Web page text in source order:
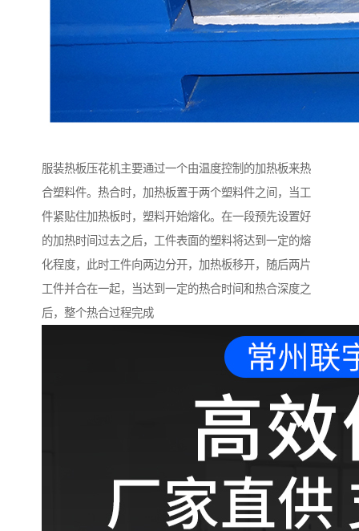
服装热板压花机主要通过一个由温度控制的加热板来热
合塑料件。热合时，加热板置于两个塑料件之间，当工
件紧贴住加热板时，塑料开始熔化。在一段预先设置好
的加热时间过去之后，工件表面的塑料将达到一定的熔
化程度，此时工件向两边分开，加热板移开，随后两片
工件并合在一起，当达到一定的热合时间和热合深度之
后，整个热合过程完成